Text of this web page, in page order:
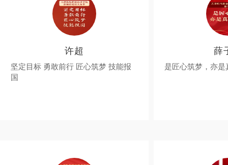
许超
坚定目标 勇敢前行 匠心筑梦 技能报
国
薛
是匠心筑梦，亦是